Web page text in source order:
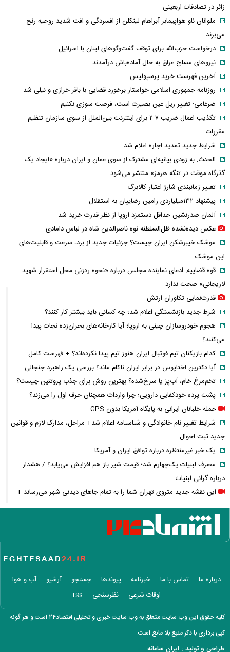
زائر در تصادفات اربعینی
ملوانان ناو هواپیمابر آبراهام لینکلن از افسردگی و افت شدید روحیه رنج
می‌برند
درخواست حزب‌الله برای توقف گفت‌وگوهای لبنان با اسرائیل
نیروهای مسلح عراق به حال آماده‌باش درآمدند
آخرین فهرست خرید پرسپولیس
روزنامه جمهوری اسلامی خواستار برخورد قضایی با باقر خرازی و نیلی شد
ضرغامی: تغییر ریل عین بصیرت است، فرصت سوزی نکنیم
تکذیب اعمال ضریب ۲.۷ برای اینترنت بین‌الملل از سوی سازمان تنظیم
مقررات
شرایط جدید تمدید اجاره اعلام شد
الحدث: به زودی بیانیه‌ای مشترک از سوی عمان و ایران درباره «ایجاد یک
گذرگاه موقت در تنگه هرمز» منتشر می‌شود
تغییر زمانبندی‌ شارژ اعتبار کالابرگ
پیشنهاد ۱۳۲میلیاردی رامین رضاییان به استقلال
آلمان صدرنشین حداقل دستمزد اروپا از نظر قدرت خرید شد
عکس دیده‌نشده ظل‌السلطنه نوه ناصرالدین شاه در لباس دامادی
موشک خیبرشکن ایران چیست؟ جزئیات جدید از برد، سرعت و قابلیت‌های
این موشک
قوه قضاییه: ادعای نماینده مجلس درباره «نحوه ردزنی محل استقرار شهید
لاریجانی» صحت ندارد
قدرت‌نمایی تکاوران ارتش
شرط جدید بازنشستگی اعلام شد؛ چه کسانی باید بیشتر کار کنند؟
هجوم خودروسازان چینی به اروپا؛ آیا کارخانه‌های بحران‌زده نجات پیدا
می‌کنند؟
کدام بازیکنان تیم فوتبال ایران هنوز تیم پیدا نکرده‌اند؟ + فهرست کامل
آیا دکترین اختاپوس در برابر ایران ناکام ماند؟ بررسی یک راهبرد جنجالی
تخم‌مرغ خام، آب‌پز یا سرخ‌شده؟ بهترین روش برای جذب پروتئین چیست؟
پشت پرده خودکفایی دارویی؛ چرا واردات همچنان حرف اول را می‌زند؟
حمله خلبانان ایرانی به پایگاه آمریکا بدون GPS
شرایط تغییر نام خانوادگی و شناسنامه اعلام شد+ مراحل، مدارک لازم و قوانین
جدید ثبت احوال
یک خبر غیرمنتظره درباره توافق ایران و آمریکا
مصرف لبنیات یک‌چهارم شد؛ قیمت شیر باز هم افزایش می‌یابد؟ / هشدار
درباره گرانی لبنیات
این نقشه جدید متروی تهران شما را به تمام جاهای دیدنی شهر می‌رساند +
ویدئو
قیمت انواع دستگاه ماینر + جدول
خبر مهم سردار ابن‌الرضا درباره جنگ ایران و آمریکا: به‌زودی خواهند فهمید
زمان پرداخت معوقات فروردین و اردیبهشت بازنشستگان اعلام شد؟
واردات خودرو از منطقه آزاد تهران؛ مناظره داغی که بازار خودرو را تحت تأثیر
پیش‌بینی جدید دویچه‌ بانک از قیمت طلا؛ آیا طلا به ۴۷۰۰ دلار می‌رسد؟
حقوق ۲۷۷۱ یورویی برای کارگران؛ کدام کشور رکورددار حداقل دستمزد شد؟
نگاهی به آخرین وضعیت تنگه هرمز
درباره ما تماس با ما خبرنامه پیوندها جستجو آرشیو
آب و هوا
اوقات شرعی
نظرسنجی rss
کلیه حقوق این وب سایت متعلق به وب سایت خبری و تحلیلی اقتصاد۲۴ است و هر گونه
کپی برداری با ذکر منبع بلا مانع است.
طراحی و تولید : ایران سامانه